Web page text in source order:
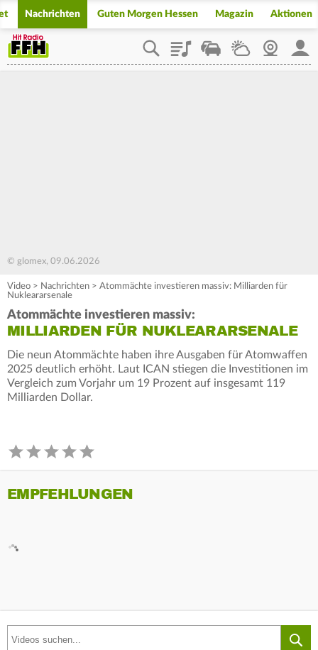
Nachrichten Guten Morgen Hessen Magazin Aktionen
PlaylistStaupilotWetterWebcam
© glomex, 09.06.2026
Video > Nachrichten > Atommächte investieren massiv: Milliarden für
Nukleararsenale
Atommächte investieren massiv:
MILLIARDEN FÜR NUKLEARARSENALE
Die neun Atommächte haben ihre Ausgaben für Atomwaffen
2025 deutlich erhöht. Laut ICAN stiegen die Investitionen im
Vergleich zum Vorjahr um 19 Prozent auf insgesamt 119
Milliarden Dollar.
EMPFEHLUNGEN